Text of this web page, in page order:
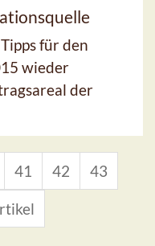
für den
wieder
der
41 42 43